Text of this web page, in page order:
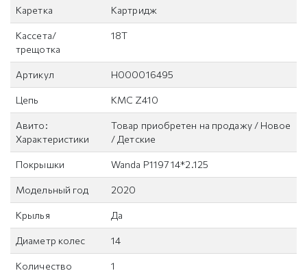
Каретка Картридж
Кассета/
трещотка
18T
Артикул H000016495
Цепь KMC Z410
Авито:
Характеристики
Товар приобретен на продажу / Новое
/ Детские
Покрышки Wanda P1197 14*2.125
Модельный год 2020
Крылья Да
Диаметр колес 14
Количество
1